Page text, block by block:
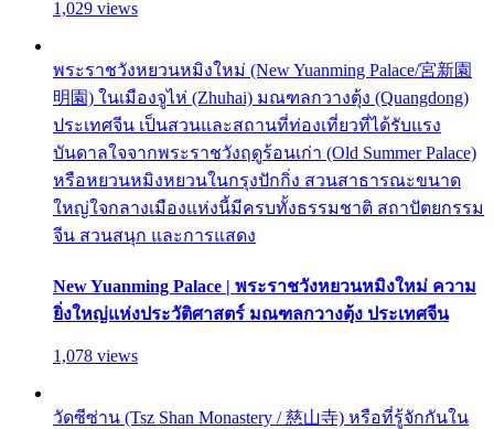
1,029 views
พระราชวังหยวนหมิงใหม่ (New Yuanming Palace/宮新園
明園) ในเมืองจูไห่ (Zhuhai) มณฑลกวางตุ้ง (Quangdong)
ประเทศจีน เป็นสวนและสถานที่ท่องเที่ยวที่ได้รับแรง
บันดาลใจจากพระราชวังฤดูร้อนเก่า (Old Summer Palace)
หรือหยวนหมิงหยวนในกรุงปักกิ่ง สวนสาธารณะขนาด
ใหญ่ใจกลางเมืองแห่งนี้มีครบทั้งธรรมชาติ สถาปัตยกรรม
จีน สวนสนุก และการแสดง
New Yuanming Palace | พระราชวังหยวนหมิงใหม่ ความ
ยิ่งใหญ่แห่งประวัติศาสตร์ มณฑลกวางตุ้ง ประเทศจีน
1,078 views
วัดซีซ่าน (Tsz Shan Monastery / 慈山寺) หรือที่รู้จักกันใน